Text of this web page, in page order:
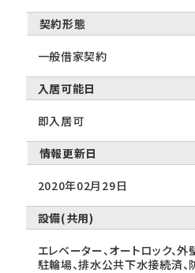
契約形態
一般借家契約
入居可能日
即入居可
情報更新日
2020年02月29日
設備(共用)
エレベーター、オートロック、外
駐輪場、排水公共下水接続済、